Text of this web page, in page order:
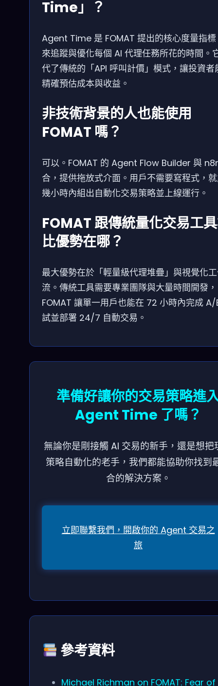
Time」？
Agent Time 是 FOMAT 提出的核心度量指
來追蹤與優化每個 AI 代理任務所花的時間。
代了傳統的「API 呼叫計價」模式，讓投資者
精確預估成本與收益。
非技術背景的人也能使用
FOMAT 嗎？
可以。FOMAT 的 Agent Flow Builder 與
合，提供拖放式介面。用戶不需要寫程式，
幾小時內組出自動化交易策略並上線運行。
FOMAT 跟傳統量化交易工
比優勢在哪？
最大優勢在於「輕量級代理堆疊」與視覺化
流。傳統工具需要專業團隊與大量時間開發，
FOMAT 讓單一用戶也能在 72 小時內完成 A/
試並部署 24/7 自動交易。
準備好讓你的交易策略進
Agent Time 了嗎？
無論你是剛接觸 AI 交易的新手，還是想把
策略自動化的老手，我們都能協助你找到
合的解決方案。
立即聯繫我們，開啟你的 Agent 交易之
旅
參考資料
Michael Richman on FOMAT: Fear of